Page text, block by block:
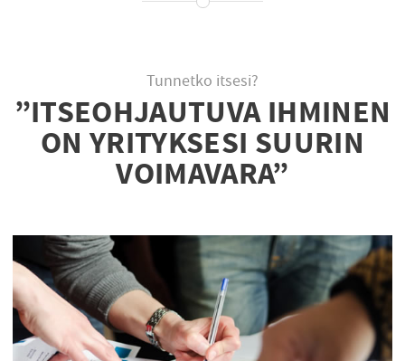
Tunnetko itsesi?
”ITSEOHJAUTUVA IHMINEN
ON YRITYKSESI SUURIN
VOIMAVARA”